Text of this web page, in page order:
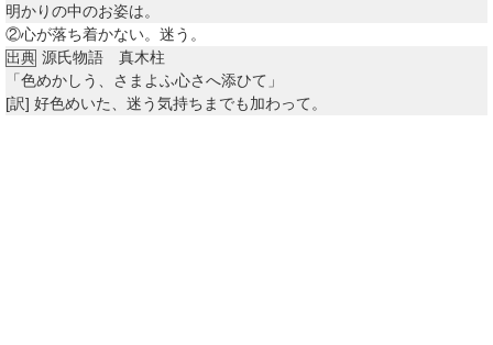
明かりの中のお姿は。
②心が落ち着かない。迷う。
出典 源氏物語 真木柱
「色めかしう、さまよふ心さへ添ひて」
[訳] 好色めいた、迷う気持ちまでも加わって。